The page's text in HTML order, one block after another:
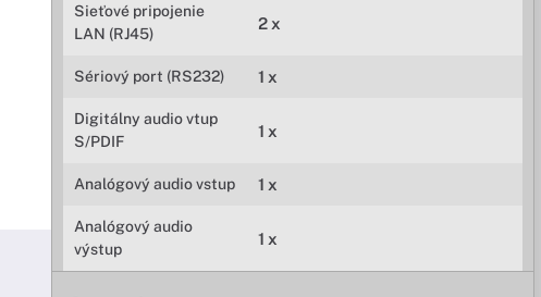
Sieťové pripojenie
LAN (RJ45)
2 x
Sériový port (RS232) 1 x
Digitálny audio vtup
S/PDIF
1 x
Analógový audio vstup 1 x
Analógový audio
výstup
1 x